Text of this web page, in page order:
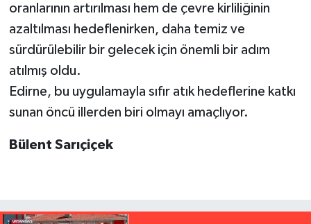
oranlarının artırılması hem de çevre kirliliğinin
azaltılması hedeflenirken, daha temiz ve
sürdürülebilir bir gelecek için önemli bir adım
atılmış oldu.
Edirne, bu uygulamayla sıfır atık hedeflerine katkı
sunan öncü illerden biri olmayı amaçlıyor.
Bülent Sarıçiçek